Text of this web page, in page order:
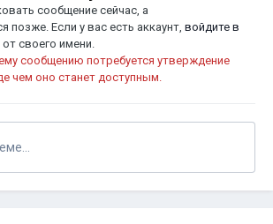
сообщение сейчас, а
позже. Если у вас есть аккаунт, войдите в
своего имени.
сообщению потребуется утверждение
чем оно станет доступным.